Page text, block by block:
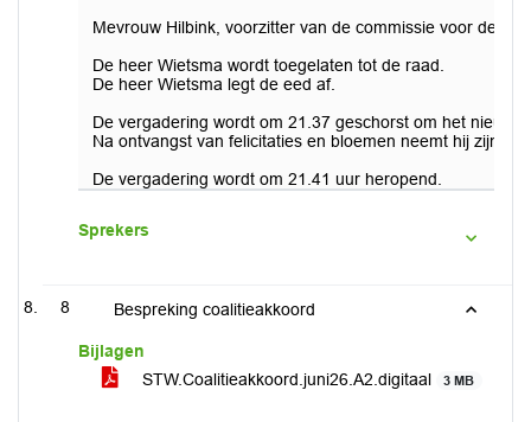
Mevrouw Hilbink, voorzitter van de commissie voor de
De heer Wietsma wordt toegelaten tot de raad.
De heer Wietsma legt de eed af.
De vergadering wordt om 21.37 geschorst om het nieuw
Na ontvangst van felicitaties en bloemen neemt hij zijn
De vergadering wordt om 21.41 uur heropend.
Sprekers
8 Bespreking coalitieakkoord
Bijlagen
STW.Coalitieakkoord.juni26.A2.digitaal
3 MB